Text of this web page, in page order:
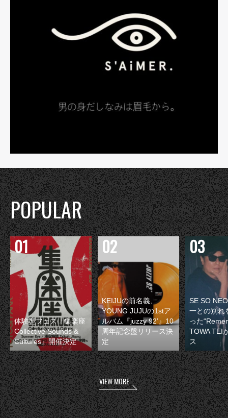
POPULAR
体験型フェス『集楽座
Collective Sounds &
Cultures』開催決定
KEIJUの前名義、
YOUNG JUJUの1stア
ルバム『juzzy 92’』10
周年記念盤リリース決
定
SE SO
一との別れ
った
TOWA TEI
ス
VIEW MORE